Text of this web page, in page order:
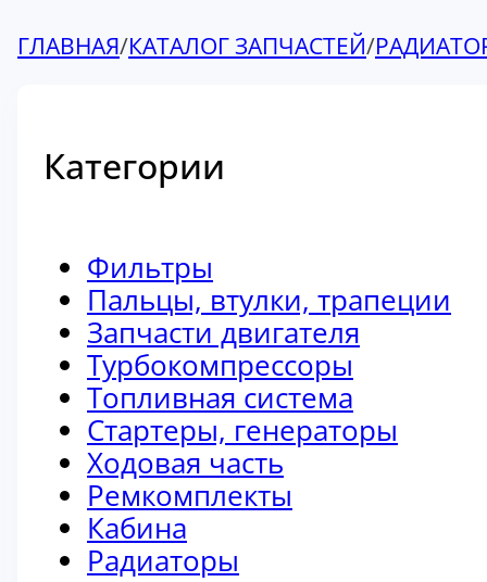
ГЛАВНАЯ/КАТАЛОГ ЗАПЧАСТЕЙ/
Категории
Фильтры
Пальцы, втулки, трапеции
Запчасти двигателя
Турбокомпрессоры
Топливная система
Стартеры, генераторы
Ходовая часть
Ремкомплекты
Кабина
Радиаторы